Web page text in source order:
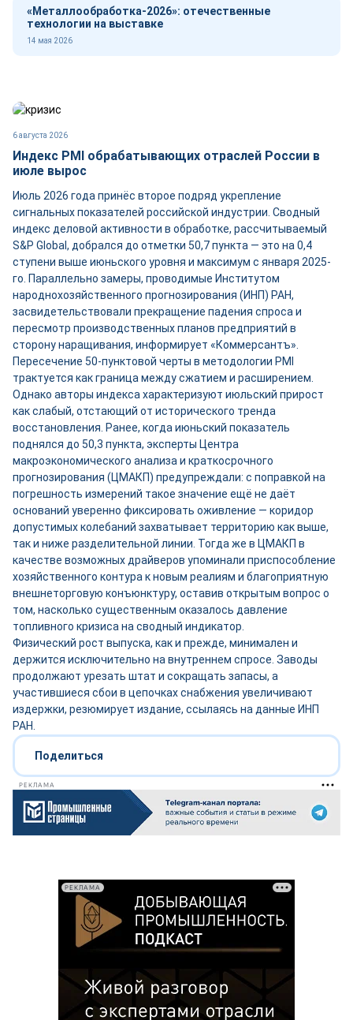
«Металлообработка-2026»: отечественные
технологии на выставке
14 мая 2026
6 августа 2026
Индекс PMI обрабатывающих отраслей России в
июле вырос
Июль 2026 года принёс второе подряд укрепление
сигнальных показателей российской индустрии. Сводный
индекс деловой активности в обработке, рассчитываемый
S&P Global, добрался до отметки 50,7 пункта — это на 0,4
ступени выше июньского уровня и максимум с января 2025-
го. Параллельно замеры, проводимые Институтом
народнохозяйственного прогнозирования (ИНП) РАН,
засвидетельствовали прекращение падения спроса и
пересмотр производственных планов предприятий в
сторону наращивания, информирует «Коммерсантъ».
Пересечение 50-пунктовой черты в методологии PMI
трактуется как граница между сжатием и расширением.
Однако авторы индекса характеризуют июльский прирост
как слабый, отстающий от исторического тренда
восстановления. Ранее, когда июньский показатель
поднялся до 50,3 пункта, эксперты Центра
макроэкономического анализа и краткосрочного
прогнозирования (ЦМАКП) предупреждали: с поправкой на
погрешность измерений такое значение ещё не даёт
оснований уверенно фиксировать оживление — коридор
допустимых колебаний захватывает территорию как выше,
так и ниже разделительной линии. Тогда же в ЦМАКП в
качестве возможных драйверов упоминали приспособление
хозяйственного контура к новым реалиям и благоприятную
внешнеторговую конъюнктуру, оставив открытым вопрос о
том, насколько существенным оказалось давление
топливного кризиса на сводный индикатор.
Физический рост выпуска, как и прежде, минимален и
держится исключительно на внутреннем спросе. Заводы
продолжают урезать штат и сокращать запасы, а
участившиеся сбои в цепочках снабжения увеличивают
издержки, резюмирует издание, ссылаясь на данные ИНП
РАН.
Поделиться
РЕКЛАМА
РЕКЛАМА